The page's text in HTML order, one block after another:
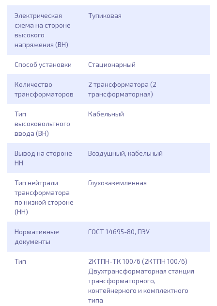
Электрическая
схема на стороне
высокого
напряжения (ВН)
Тупиковая
Способ установки Стационарный
Количество
трансформаторов
2 трансформатора (2
трансформаторная)
Тип
высоковольтного
ввода (ВН)
Кабельный
Вывод на стороне
НН
Воздушный, кабельный
Тип нейтрали
трансформатора
по низкой стороне
(НН)
Глухозаземленная
Нормативные
документы
ГОСТ 14695-80, ПЭУ
Тип
2КТПН-ТК 100/6 (2КТПН 100/6)
Двухтрансформаторная станция
трансформаторного,
контейнерного и комплектного
типа